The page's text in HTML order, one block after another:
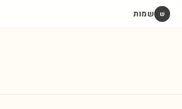
שׁ שמות